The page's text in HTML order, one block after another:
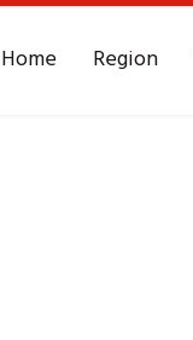
Home Region